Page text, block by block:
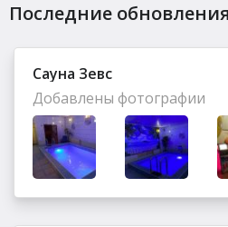
Семья и дети в восторге,
Полезный отзыв? (0)
Игорь
о Русская баня на
Последние
Сауна Зевс
Добавлены фотографии